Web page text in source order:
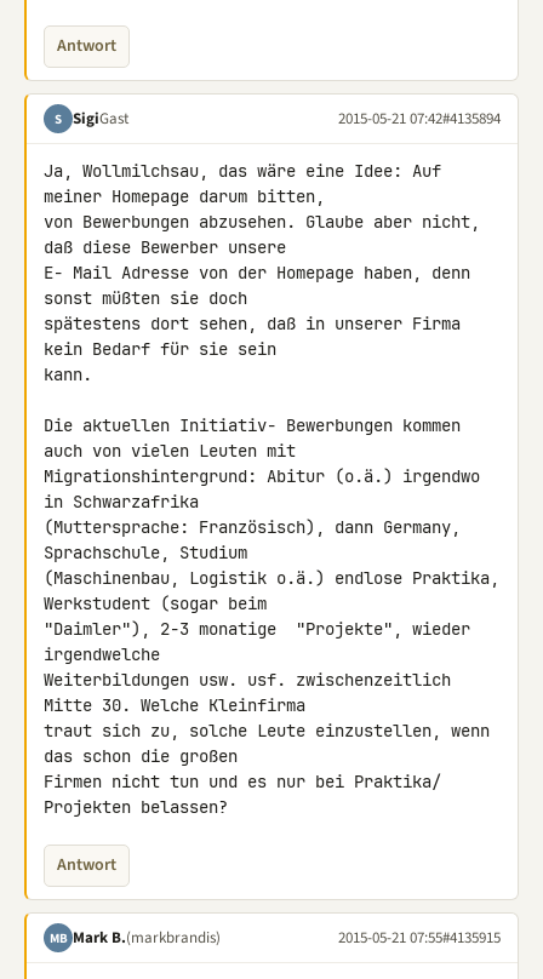
Antwort
S SigiGast 2015-05-21 07:42#4135894
Ja, Wollmilchsau, das wäre eine Idee: Auf
meiner Homepage darum bitten,
von Bewerbungen abzusehen. Glaube aber nicht,
daß diese Bewerber unsere
E- Mail Adresse von der Homepage haben, denn
sonst müßten sie doch
spätestens dort sehen, daß in unserer Firma
kein Bedarf für sie sein
kann.
Die aktuellen Initiativ- Bewerbungen kommen
auch von vielen Leuten mit
Migrationshintergrund: Abitur (o.ä.) irgendwo
in Schwarzafrika
(Muttersprache: Französisch), dann Germany,
Sprachschule, Studium
(Maschinenbau, Logistik o.ä.) endlose Praktika,
Werkstudent (sogar beim
"Daimler"), 2-3 monatige  "Projekte", wieder
irgendwelche
Weiterbildungen usw. usf. zwischenzeitlich
Mitte 30. Welche Kleinfirma
traut sich zu, solche Leute einzustellen, wenn
das schon die großen
Firmen nicht tun und es nur bei Praktika/
Projekten belassen?
Antwort
MB Mark B.(markbrandis) 2015-05-21 07:55#4135915